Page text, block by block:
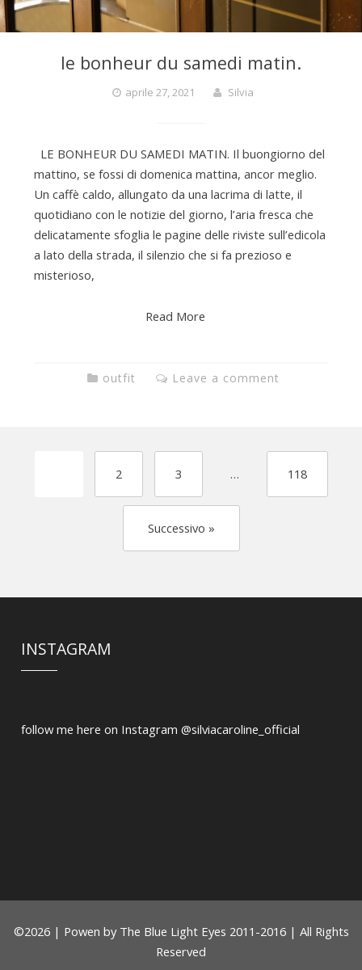
le bonheur du samedi matin.
aprile 27, 2021 Silvia
LE BONHEUR DU SAMEDI MATIN. Il buongiorno del
mattino, se fossi di domenica mattina, ancor meglio.
Un caffè caldo, allungato da una lacrima di latte, il
quotidiano con le notizie del giorno, l’aria fresca che
delicatamente sfoglia le pagine delle riviste sull’edicola
a lato della strada, il silenzio che si fa prezioso e
misterioso,
Read More
outfit Leave a comment
2 3 … 118
Successivo »
INSTAGRAM
follow me here on Instagram @silviacaroline_official
©2026 | Powen by The Blue Light Eyes 2011-2016 | All Rights
Reserved